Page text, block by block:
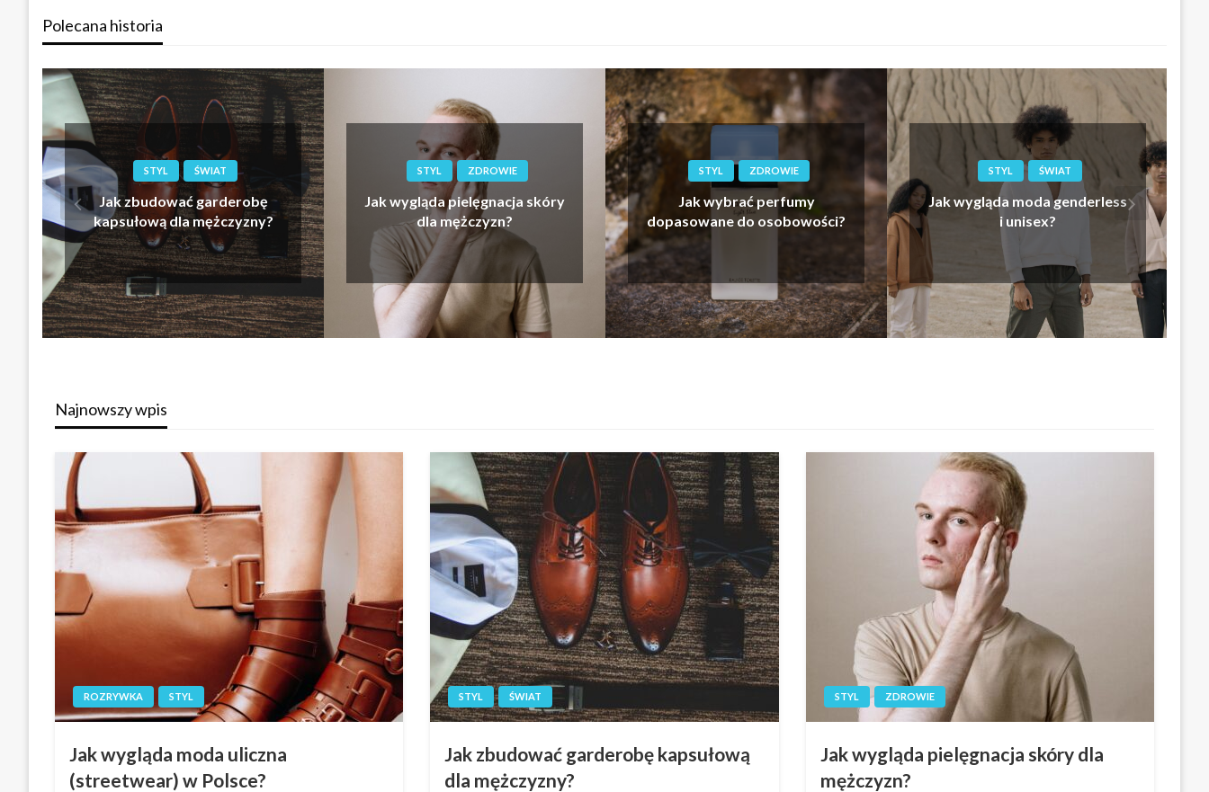
Polecana historia
STYL ŚWIAT
Jak zbudować garderobę
kapsułową dla mężczyzny?
STYL ZDROWIE
Jak wygląda pielęgnacja skóry
dla mężczyzn?
STYL ZDROWIE
Jak wybrać perfumy
dopasowane do osobowości?
STYL ŚWIAT
Jak wygląda moda genderless
i unisex?
Najnowszy wpis
ROZRYWKA STYL
Jak wygląda moda uliczna
(streetwear) w Polsce?
STYL ŚWIAT
Jak zbudować garderobę kapsułową
dla mężczyzny?
STYL ZDROWIE
Jak wygląda pielęgnacja skóry dla
mężczyzn?